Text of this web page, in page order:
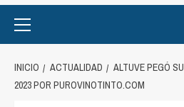
Menu
INICIO ACTUALIDAD
ALTUVE PEGÓ
2023 POR PUROVINOTINTO.COM